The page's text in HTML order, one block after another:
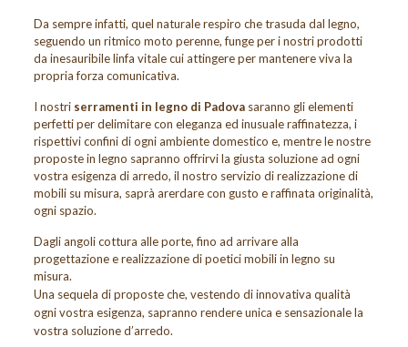
Da sempre infatti, quel naturale respiro che trasuda dal legno,
seguendo un ritmico moto perenne, funge per i nostri prodotti
da inesauribile linfa vitale cui attingere per mantenere viva la
propria forza comunicativa.
I nostri serramenti in legno di Padovasaranno gli elementi
perfetti per delimitare con eleganza ed inusuale raffinatezza, i
rispettivi confini di ogni ambiente domestico e, mentre le nostre
proposte in legno sapranno offrirvi la giusta soluzione ad ogni
vostra esigenza di arredo, il nostro servizio di realizzazione di
mobili su misura, saprà arerdare con gusto e raffinata originalità,
ogni spazio.
Dagli angoli cottura alle porte, fino ad arrivare alla
progettazione e realizzazione di poetici mobili in legno su
misura.
Una sequela di proposte che, vestendo di innovativa qualità
ogni vostra esigenza, sapranno rendere unica e sensazionale la
vostra soluzione d’arredo.